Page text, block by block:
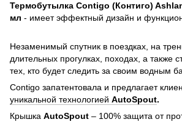
Термобутылка Contigo (Контиго)
мл - имеет эффектный дизайн и
Незаменимый спутник в поездках, на
длительных прогулках, походах, а также
тех, кто будет следить за своим водным
Contigo запатентовала и предлагает
уникальной технологией AutoSpout.
Крышка AutoSpout – 100% защита от